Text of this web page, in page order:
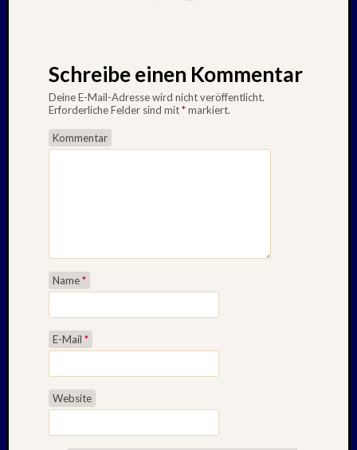
Schreibe einen Kommentar
Deine E-Mail-Adresse wird nicht veröffentlicht.
Erforderliche Felder sind mit*markiert.
Kommentar
Name*
E-Mail *
Website